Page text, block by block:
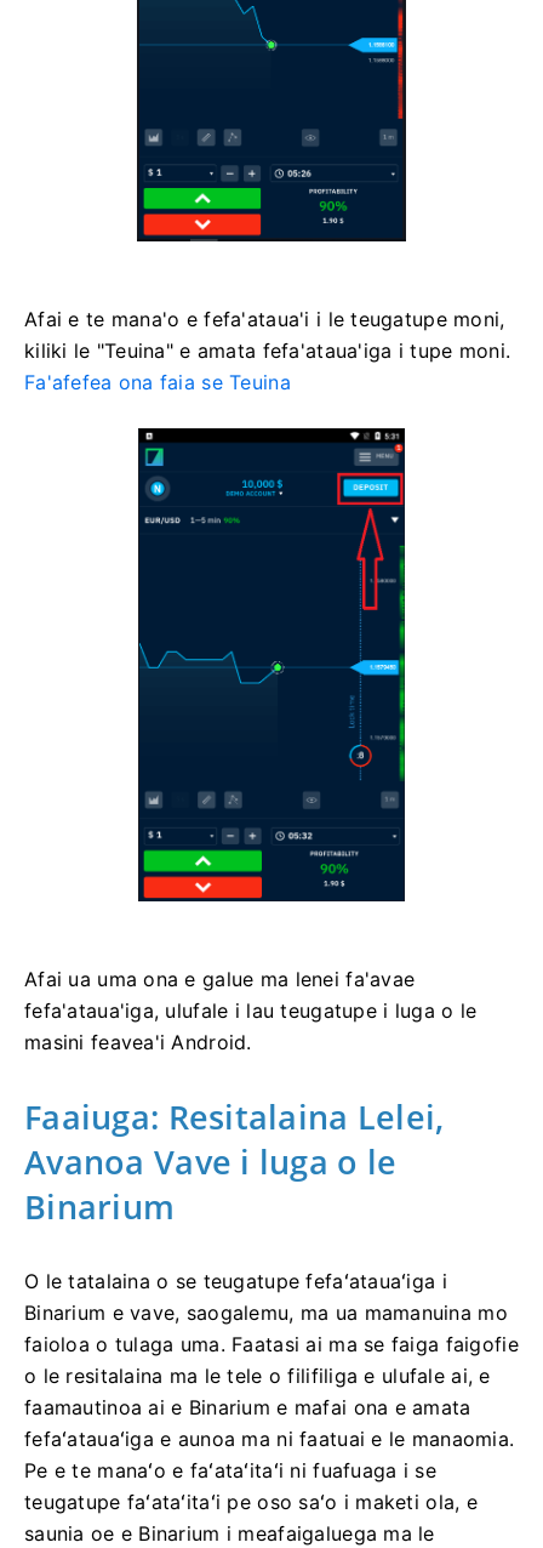
Afai e te mana'o e fefa'ataua'i i le teugatupe moni,
kiliki le "Teuina" e amata fefa'ataua'iga i tupe moni.
Fa'afefea ona faia se Teuina
Afai ua uma ona e galue ma lenei fa'avae
fefa'ataua'iga, ulufale i lau teugatupe i luga o le
masini feavea'i Android.
Faaiuga: Resitalaina Lelei,
Avanoa Vave i luga o le
Binarium
O le tatalaina o se teugatupe fefaʻatauaʻiga i
Binarium e vave, saogalemu, ma ua mamanuina mo
faioloa o tulaga uma. Faatasi ai ma se faiga faigofie
o le resitalaina ma le tele o filifiliga e ulufale ai, e
faamautinoa ai e Binarium e mafai ona e amata
fefaʻatauaʻiga e aunoa ma ni faatuai e le manaomia.
Pe e te manaʻo e faʻataʻitaʻi ni fuafuaga i se
teugatupe faʻataʻitaʻi pe oso saʻo i maketi ola, e
saunia oe e Binarium i meafaigaluega ma le